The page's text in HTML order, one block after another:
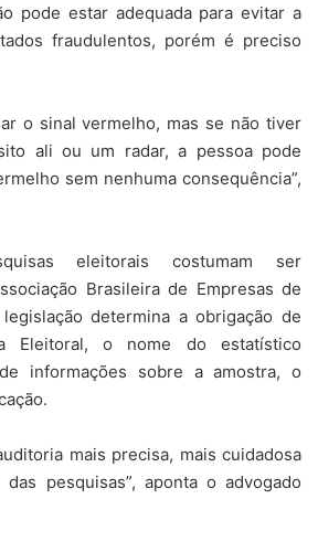
pode estar adequada para evitar a
fraudulentos, porém é preciso
o sinal vermelho, mas se não tiver
ali ou um radar, a pessoa pode
sem nenhuma consequência”,
eleitorais costumam ser
Brasileira de Empresas de
determina a obrigação de
Eleitoral, o nome do estatístico
informações sobre a amostra, o
mais precisa, mais cuidadosa
pesquisas”, aponta o advogado